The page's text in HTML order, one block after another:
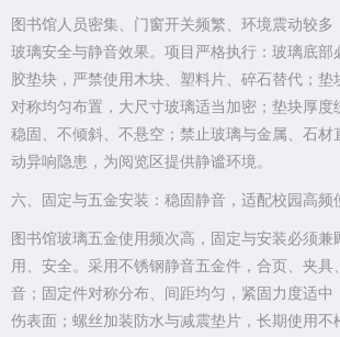
图书馆人员密集、门窗开关频繁、环境震动较多
玻璃安全与静音效果。项目严格执行：玻璃底部
胶垫块，严禁使用木块、塑料片、碎石替代；垫
对称均匀布置，大尺寸玻璃适当加密；垫块厚度
稳固、不倾斜、不悬空；禁止玻璃与金属、石材
动异响隐患，为阅览区提供静谧环境。
六、固定与五金安装：稳固静音，适配校园高频
图书馆玻璃五金使用频次高，固定与安装必须兼
用、安全。采用不锈钢静音五金件，合页、夹具
音；固定件对称分布、间距均匀，紧固力度适中
伤表面；螺丝加装防水与减震垫片，长期使用不